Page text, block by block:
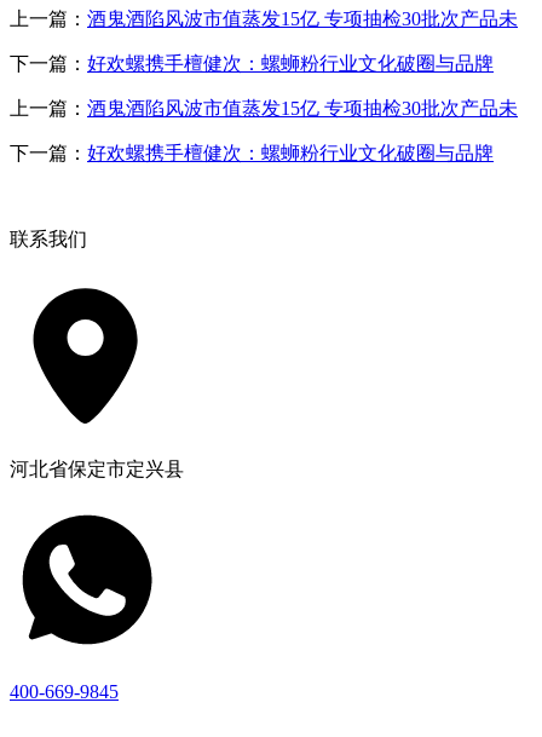
上一篇： 酒鬼酒陷风波市值蒸发15亿 专项抽检30批次产品未
下一篇： 好欢螺携手檀健次：螺蛳粉行业文化破圈与品牌
上一篇： 酒鬼酒陷风波市值蒸发15亿 专项抽检30批次产品未
下一篇： 好欢螺携手檀健次：螺蛳粉行业文化破圈与品牌
联系我们
河北省保定市定兴县
400-669-9845